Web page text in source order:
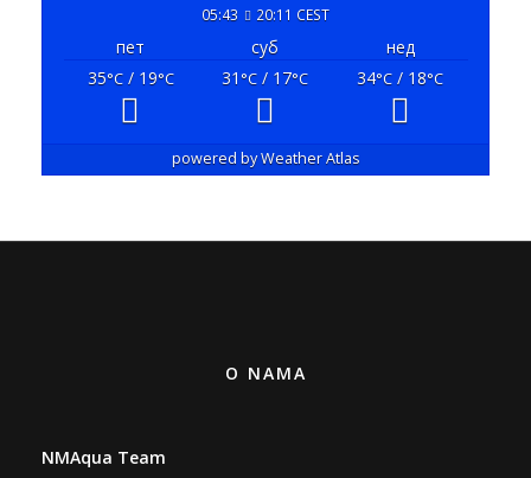
05:43 20:11 CEST
пет суб
нед
35°C/ 19°C 31 °C / 17°C 34°C / 18°C
powered byWeather Atlas
O NAMA
NMAqua Team